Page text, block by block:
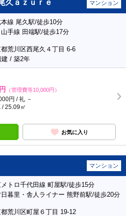
久ａｚｕｒｅ マンション
線 尾久駅/徒歩10分
山手線 田端駅/徒歩17分
荒川区西尾久４丁目 6-6
建 / 築2年
（管理費等10,000円）
円 / 礼 －
/ 25.09㎡
お気に入り
マンション
トロ千代田線 町屋駅/徒歩15分
暮里・舎人ライナー 熊野前駅/徒歩20分
荒川区町屋６丁目 19-12